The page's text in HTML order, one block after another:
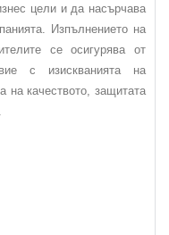
цели и да насърчава
Изпълнението на
се осигурява от
с изискванията на
на качеството, защитата